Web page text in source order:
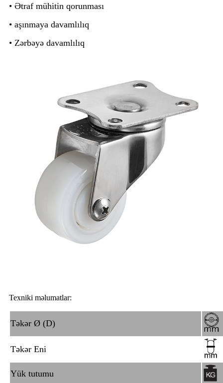
• Ətraf mühitin qorunması
• aşınmaya davamlılıq
• Zərbəyə davamlılıq
Texniki məlumatlar:
Təkər Ø (D)
Təkər Eni
Yük tutumu